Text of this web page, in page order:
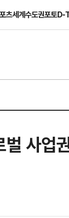
츠세계수도권포토D-
사업